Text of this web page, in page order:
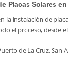
Placas Solares
la instalación de
el proceso, desde
de La Cruz, San